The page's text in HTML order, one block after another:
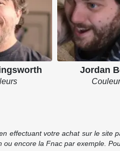
Jordan
effectuant votre achat sur le site
encore la Fnac par exemple.